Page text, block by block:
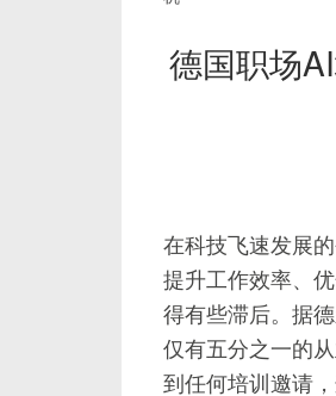
德国职场
在科技飞速发展
提升工作效率、
得有些滞后。据
仅有五分之一的
到任何培训邀请